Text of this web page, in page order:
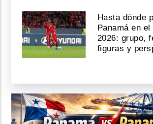
Hasta dónde
Panamá en el
2026: grupo,
figuras y